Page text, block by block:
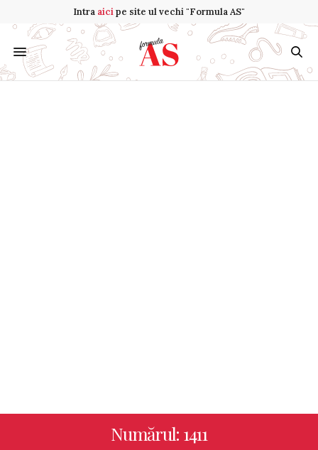
Intra aicipe site ul vechi "Formula AS"
Numărul: 1411